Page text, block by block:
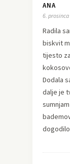
ANA
6.
Radila
biskvit
tijesto
Dodala
dalje je